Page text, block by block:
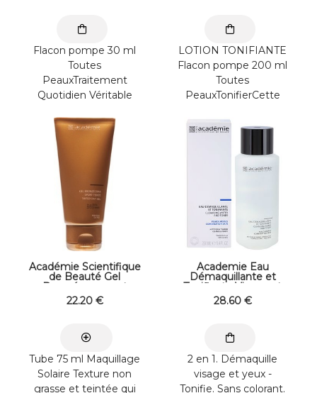
Flacon pompe 30 ml
Toutes
PeauxTraitement
Quotidien Véritable
enrichi en pigment et
réflecteur de ...
LOTION TONIFIANTE
Flacon pompe 200 ml
Toutes
PeauxTonifierCette
Essentielle d’Épicéa et
Académie Scientifique
de Beauté Gel
Bronzécran sport
teinté spf 6 - 75 ml
22.20 €
Tube 75 ml Maquillage
Solaire Texture non
grasse et teintée qui
Academie Eau
Démaquillante et
Tonifiante Visage et
Yeux 200 ml
28.60 €
2 en 1. Démaquille
visage et yeux -
Tonifie. Sans colorant.